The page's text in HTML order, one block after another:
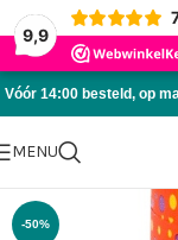
9,9
Skip to navigation
Skip to main content
Vóór 14:00 besteld, op
MENU
-50%